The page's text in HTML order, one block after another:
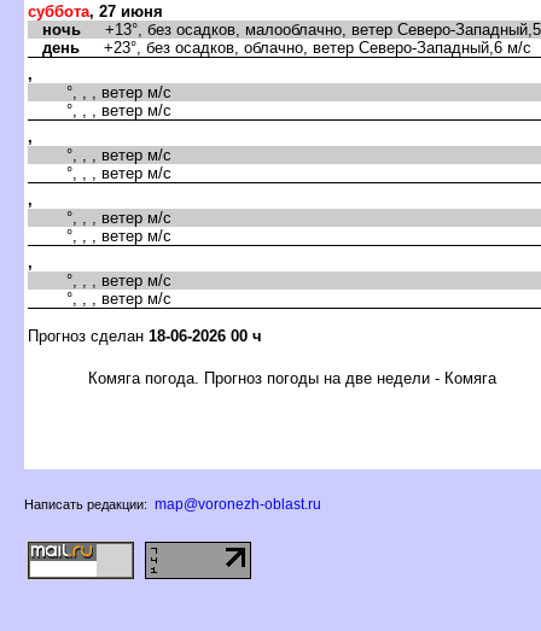
суббота, 27 июня
ночь +13°, без осадков, малооблачно, ветер Северо-
день +23°, без осадков, облачно, ветер Северо-Западный,6 м/с
,
°, , , ветер м/с
°, , , ветер м/с
,
°, , , ветер м/с
°, , , ветер м/с
,
°, , , ветер м/с
°, , , ветер м/с
,
°, , , ветер м/с
°, , , ветер м/с
Прогноз сделан 18-06-2026 00 ч
Комяга погода. Прогноз погоды на две недели - Комяга
Написать редакции: map@voronezh-oblast.ru